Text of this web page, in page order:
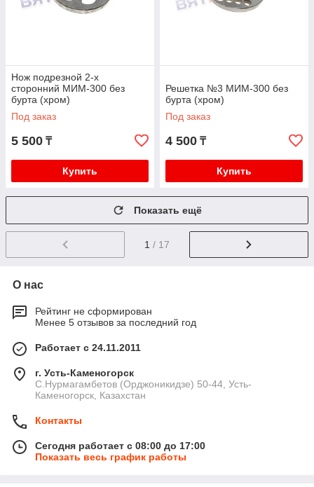
Нож подрезной 2-х
сторонний МИМ-300 без
бурта (хром)
Под заказ
5 500 ₸
Купить
Решетка №3 МИМ-300 без
бурта (хром)
Под заказ
4 500 ₸
Купить
Показать ещё
1 / 17
О нас
Рейтинг не сформирован
Менее 5 отзывов за последний год
Работает с 24.11.2011
г. Усть-Каменогорск
С.Нурмагамбетов (Орджоникидзе) 50-44, Усть-
Каменогорск, Казахстан
Контакты
Сегодня работает с 08:00 до 17:00
Показать весь график работы